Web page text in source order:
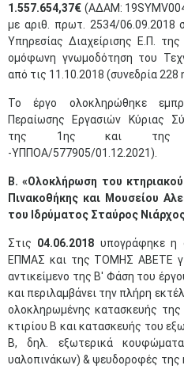
1.557.654,37€ (ΑΔΑΜ:
με αριθ. πρωτ. 2534/06.09.2018
Υπηρεσίας Διαχείρισης Ε.Π.
ομόφωνη γνωμοδότηση του
από τις 11.10.2018 (συνεδρία 228
Το έργο ολοκληρώθηκε
Περαίωσης Εργασιών Κύριας
της 1ης και της
-ΥΠΠΟΑ/577905/01.12.2021).
Β. «Ολοκλήρωση του
Πινακοθήκης και Μουσείου
του Ιδρύματος Σταύρος
Στις 04.06.2018 υπογράφηκε η
ΕΠΜΑΣ και της ΤΟΜΗΣ ΑΒΕΤΕ
αντικείμενο της Β' Φάση του
και περιλαμβάνει την πλήρη
ολοκληρωμένης κατασκευής
κτιρίου Β και κατασκευής του
Β, δηλ. εξωτερικά
υαλοπινάκων) & ψευδοροφές της